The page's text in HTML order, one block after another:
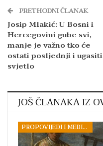
PRETHODNI ČLANAK
Josip Mlakić: U Bosni i
Hercegovini gube svi,
manje je važno tko će
ostati posljednji i ugasiti
svjetlo
JOŠ ČLANAKA IZ
PROPOVIJEDI I MEDITACIJE